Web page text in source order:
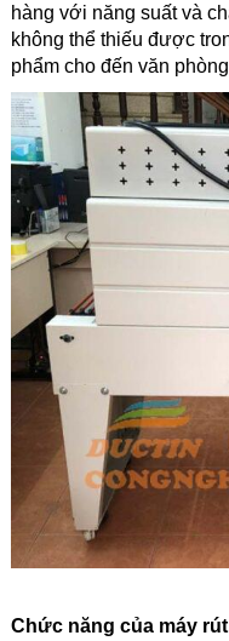
hàng với năng suất và
không thể thiếu được
phẩm cho đến văn
Chức năng của máy